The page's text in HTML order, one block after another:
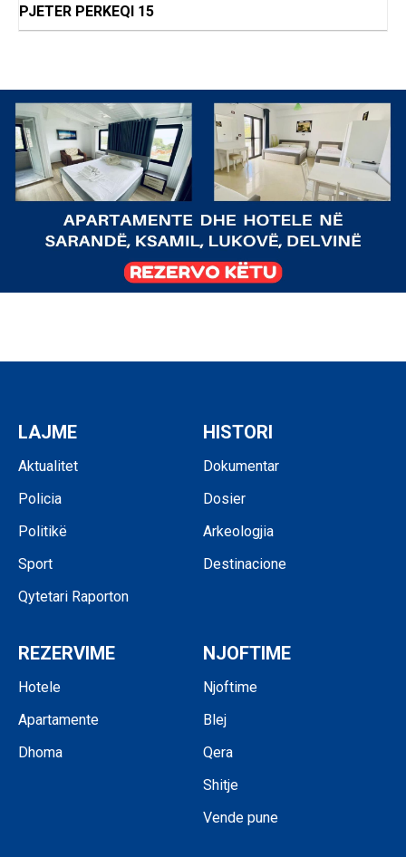
PJETER PERKEQI 15
LAJME
Aktualitet
Policia
Politikë
Sport
Qytetari Raporton
HISTORI
Dokumentar
Dosier
Arkeologjia
Destinacione
REZERVIME
Hotele
Apartamente
Dhoma
NJOFTIME
Njoftime
Blej
Qera
Shitje
Vende pune